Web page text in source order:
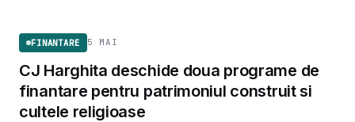
FINANTARE 5 MAI
CJ Harghita deschide doua programe de
finantare pentru patrimoniul construit si
cultele religioase